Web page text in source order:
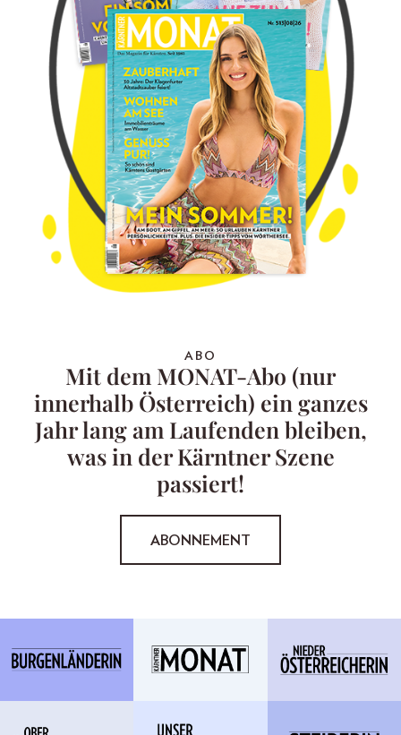
ABO
Mit dem MONAT-Abo (nur
innerhalb Österreich) ein ganzes
Jahr lang am Laufenden bleiben,
was in der Kärntner Szene
passiert!
ABONNEMENT